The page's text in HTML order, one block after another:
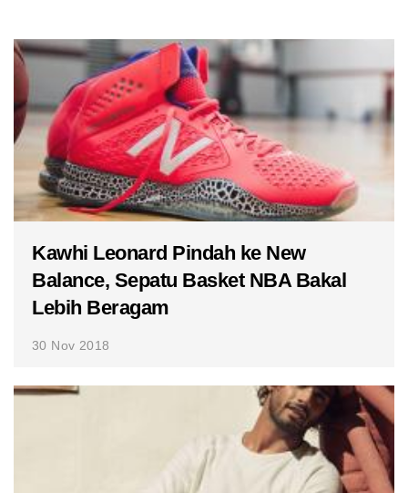
Kawhi Leonard Pindah ke New
Balance, Sepatu Basket NBA Bakal
Lebih Beragam
30 Nov 2018